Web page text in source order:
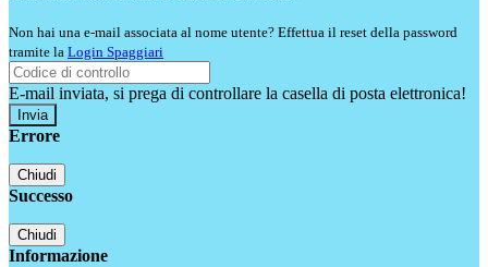
Non hai una e-mail associata al nome utente? Effettua il reset della password
tramite la Login Spaggiari
E-mail inviata, si prega di controllare la casella di posta elettronica!
Errore
Chiudi
Successo
Chiudi
Informazione